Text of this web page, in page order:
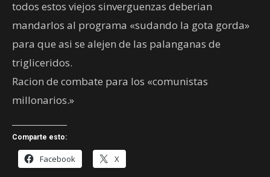
todos estos viejos sinverguenzas deberian
mandarlos al programa «sudando la gota gorda»
para que asi se alejen de las palanganas de
trigliceridos.
Racion de combate para los «comunistas
millonarios.»
Comparte esto:
Facebook X